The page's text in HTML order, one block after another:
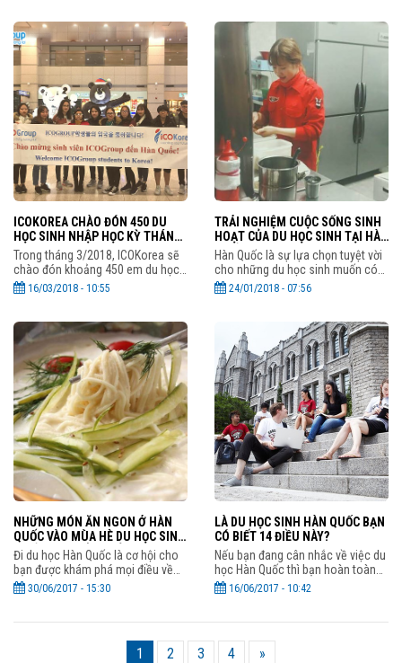
ICOKOREA CHÀO ĐÓN 450 DU
HỌC SINH NHẬP HỌC KỲ THÁNG
3/2018
Trong tháng 3/2018, ICOKorea sẽ
chào đón khoảng 450 em du học
sinh ICOGroup nhập học kỳ tháng
3/2018 tại Hàn Quốc. Tất cả các
được
16/03/2018 - 10:55
TRẢI NGHIỆM CUỘC SỐNG SINH
HOẠT CỦA DU HỌC SINH TẠI HÀN
QUỐC
Hàn Quốc là sự lựa chọn tuyệt vời
cho những du học sinh muốn có
những trải nghiệm thú vị, mong
muốn mở rộng tầm nhìn. Một
24/01/2018 - 07:56
NHỮNG MÓN ĂN NGON Ở HÀN
QUỐC VÀO MÙA HÈ DU HỌC SINH
NHẤT ĐỊNH NÊN THỬ
Đi du học Hàn Quốc là cơ hội cho
bạn được khám phá mọi điều về
xứ sở kim chi, vì thế các bạn du
học sinh không thể bỏ qua những
30/06/2017 - 15:30
LÀ DU HỌC SINH HÀN QUỐC BẠN
CÓ BIẾT 14 ĐIỀU NÀY?
Nếu bạn đang cân nhắc về việc du
học Hàn Quốc thì bạn hoàn toàn
có thể được trải nghiệm 14 điều
dưới đây ở các trường đại học xứ
16/06/2017 - 10:42
1 2 3 4 »